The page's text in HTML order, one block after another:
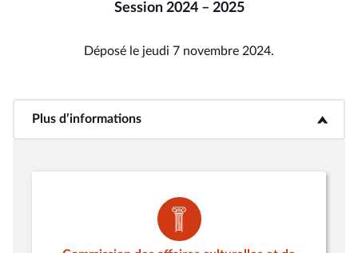
Session 2024 – 2025
Déposé le jeudi 7 novembre 2024.
Plus d’informations<b>Plus d’informations</b>